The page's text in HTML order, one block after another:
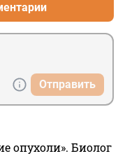
Отправить
опухоли». Биолог